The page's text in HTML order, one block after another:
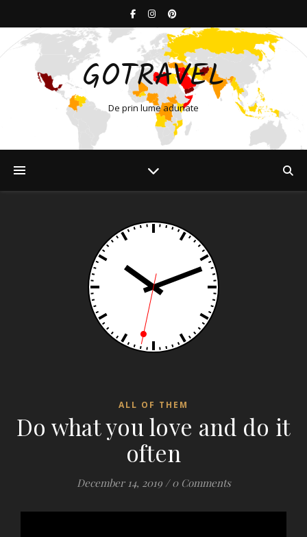
GOTRAVEL
De prin lume adunate
ALL OF THEM
Do what you love and do it
often
December 14, 2019 / 0 Comments